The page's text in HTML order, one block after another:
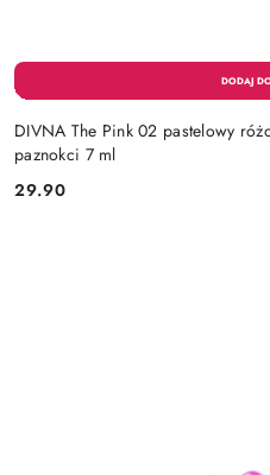
DIVNA The Pink 02 pastelowy
paznokci 7 ml
Cena:
29.90